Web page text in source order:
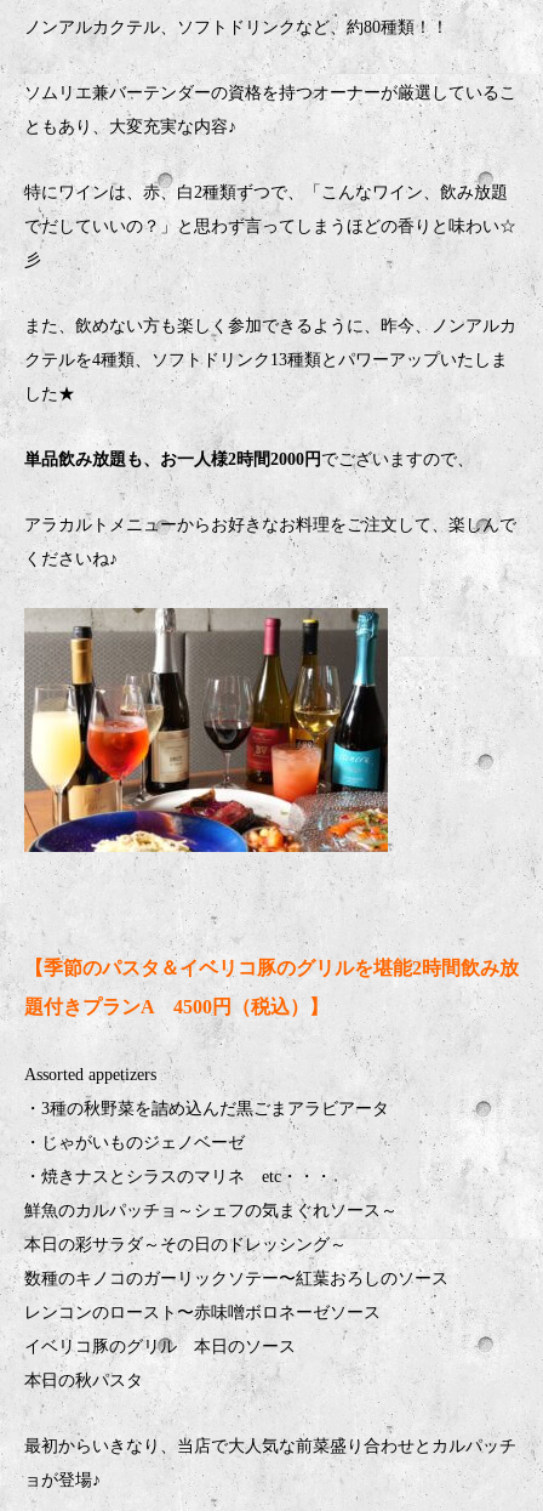
ノンアルカクテル、ソフトドリンクなど、約80種類！！
ソムリエ兼バーテンダーの資格を持つオーナーが厳選しているこ
ともあり、大変充実な内容♪
特にワインは、赤、白2種類ずつで、「こんなワイン、飲み放題
でだしていいの？」と思わず言ってしまうほどの香りと味わい☆
彡
また、飲めない方も楽しく参加できるように、昨今、ノンアルカ
クテルを4種類、ソフトドリンク13種類とパワーアップいたしま
した★
単品飲み放題も、お一人様2時間2000円 でございますので、
アラカルトメニューからお好きなお料理をご注文して、楽しんで
くださいね♪
【季節のパスタ＆イベリコ豚のグリルを堪能2時間飲み放
題付きプランA 4500円（税込）】
Assorted appetizers
・3種の秋野菜を詰め込んだ黒ごまアラビアータ
・じゃがいものジェノベーゼ
・焼きナスとシラスのマリネ etc・・・
鮮魚のカルパッチョ～シェフの気まぐれソース～
本日の彩サラダ～その日のドレッシング～
数種のキノコのガーリックソテー〜紅葉おろしのソース
レンコンのロースト〜赤味噌ボロネーゼソース
イベリコ豚のグリル 本日のソース
本日の秋パスタ
最初からいきなり、当店で大人気な前菜盛り合わせとカルパッチ
ョが登場♪